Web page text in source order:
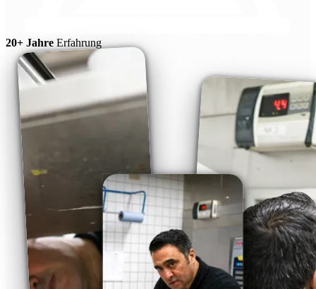
20+ Jahre Erfahrung